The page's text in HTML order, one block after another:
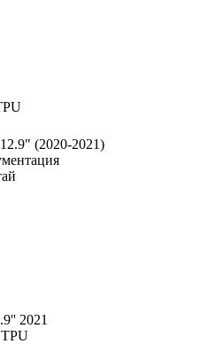
(2020-2021)
2021